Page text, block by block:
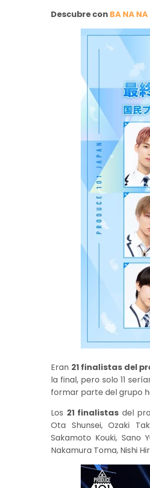
Descubre con BA NA NA
Eran 21 finalistas del
la final, pero solo 11
formar parte del grupo
Los 21 finalistas del
Ota Shunsei, Ozaki
Sakamoto Kouki, Sano
Nakamura Toma, Nishi